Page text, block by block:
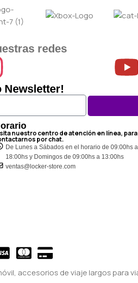
redes
Newsletter!
nuestro centro de atención en línea, para
por chat.
De Lunes a Sábados en el horario de 09:00hs a
18:00hs y Domingos de 09:00hs a 13:00hs
ventas@locker-store.com